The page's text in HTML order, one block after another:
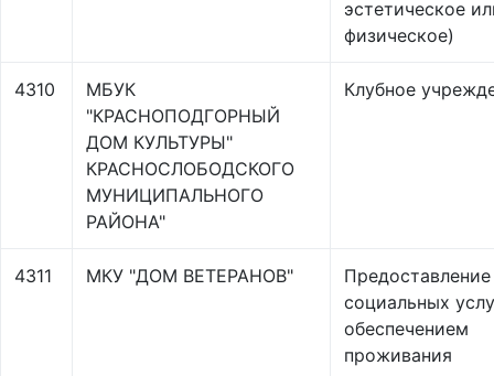
эстетическое
физическое)
4310
МБУК
"КРАСНОПОДГОРНЫЙ
ДОМ КУЛЬТУРЫ"
КРАСНОСЛОБОДСКОГО
МУНИЦИПАЛЬНОГО
РАЙОНА"
Клубное
4311 МКУ "ДОМ ВЕТЕРАНОВ"
Предоставление
социальных
обеспечением
проживания